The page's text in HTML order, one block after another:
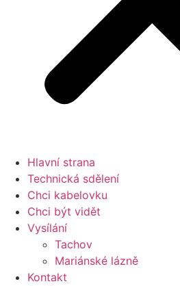
Hlavní strana
Technická sdělení
Chci kabelovku
Chci být vidět
Vysílání
Tachov
Mariánské lázně
Kontakt